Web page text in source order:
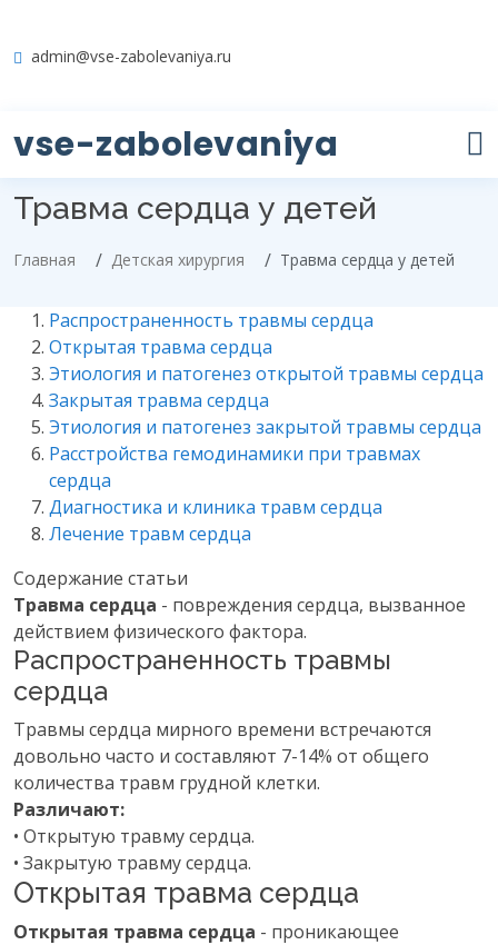
admin@vse-zabolevaniya.ru
vse-zabolevaniya
Травма сердца у детей
Главная Детская хирургия Травма сердца у детей
Распространенность травмы сердца
Открытая травма сердца
Этиология и патогенез открытой травмы сердца
Закрытая травма сердца
Этиология и патогенез закрытой травмы сердца
Расстройства гемодинамики при травмах
сердца
Диагностика и клиника травм сердца
Лечение травм сердца
Содержание статьи
Травма сердца - повреждения сердца, вызванное
действием физического фактора.
Распространенность травмы
сердца
Травмы сердца мирного времени встречаются
довольно часто и составляют 7-14% от общего
количества травм грудной клетки.
Различают:
• Открытую травму сердца.
• Закрытую травму сердца.
Открытая травма сердца
Открытая травма сердца - проникающее